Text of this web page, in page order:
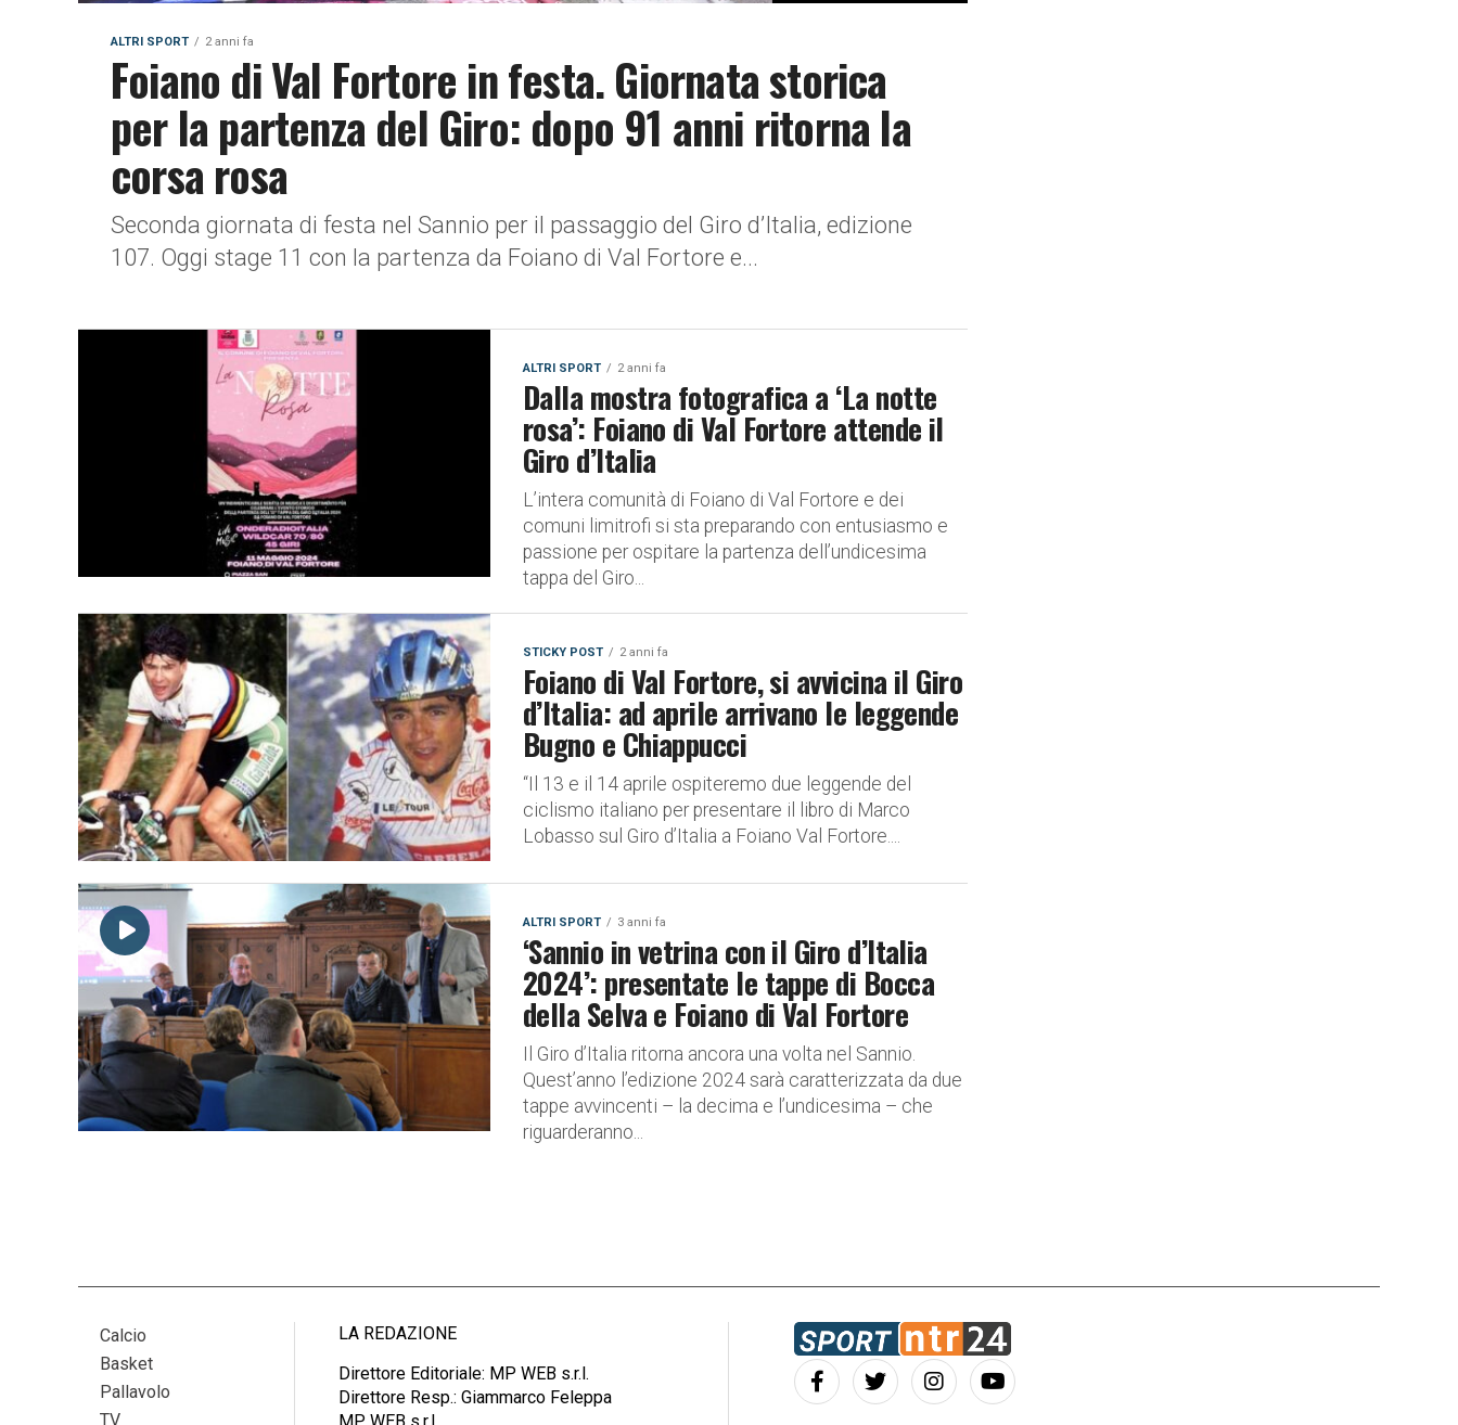
ALTRI SPORT 2 anni fa
Foiano di Val Fortore in festa. Giornata storica
per la partenza del Giro: dopo 91 anni ritorna la
corsa rosa
Seconda giornata di festa nel Sannio per il passaggio del Giro d’Italia, edizione
107. Oggi stage 11 con la partenza da Foiano di Val Fortore e...
ALTRI SPORT 2 anni fa
Dalla mostra fotografica a ‘La notte
rosa’: Foiano di Val Fortore attende il
Giro d’Italia
L’intera comunità di Foiano di Val Fortore e dei
comuni limitrofi si sta preparando con entusiasmo e
passione per ospitare la partenza dell’undicesima
tappa del Giro...
STICKY POST 2 anni fa
Foiano di Val Fortore, si avvicina il Giro
d’Italia: ad aprile arrivano le leggende
Bugno e Chiappucci
“Il 13 e il 14 aprile ospiteremo due leggende del
ciclismo italiano per presentare il libro di Marco
Lobasso sul Giro d’Italia a Foiano Val Fortore....
ALTRI SPORT 3 anni fa
‘Sannio in vetrina con il Giro d’Italia
2024’: presentate le tappe di Bocca
della Selva e Foiano di Val Fortore
Il Giro d’Italia ritorna ancora una volta nel Sannio.
Quest’anno l’edizione 2024 sarà caratterizzata da due
tappe avvincenti – la decima e l’undicesima – che
riguarderanno...
Calcio
Basket
Pallavolo
TV
LA REDAZIONE
Direttore Editoriale: MP WEB s.r.l.
Direttore Resp.: Giammarco Feleppa